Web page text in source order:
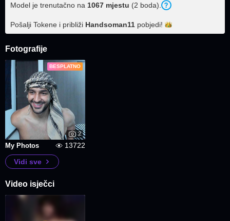
Model je trenutačno na 1067 mjestu (2 boda).
Pošalji Tokene i približi Handsoman11 pobjedi!
Fotografije
BESPLATNO
2
My Photos
13722
Vidi sve
Video isječci